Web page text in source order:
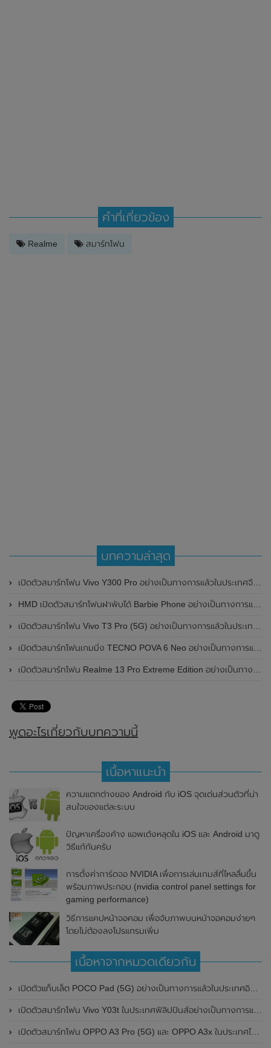
คำที่เกี่ยวข้อง
Realme สมาร์ทโฟน
บทความล่าสุด
เปิดตัวสมาร์ทโฟน Vivo Y300 Pro อย่างเป็นทางการแล้วในประเทศจีน มาพร้อมดีไซน์พรีเมี่ยม ทนทาน และแบตเตอรี่สุดอึดขนาดใหญ่ 6,500mAh พร้อมรองรับการชาร์จไว 80W
HMD เปิดตัวสมาร์ทโฟนฝาพับได้ Barbie Phone อย่างเป็นทางการแล้ว มาพร้อมธีมสีชมพูสดใส
เปิดตัวสมาร์ทโฟน Vivo T3 Pro (5G) อย่างเป็นทางการแล้วในประเทศอินเดีย
เปิดตัวสมาร์ทโฟนเกมมิ่ง TECNO POVA 6 Neo อย่างเป็นทางการแล้วในประเทศไทย ในราคา 8,499 บาท
เปิดตัวสมาร์ทโฟน Realme 13 Pro Extreme Edition อย่างเป็นทางการแล้วในประเทศจีน
พูดอะไรเกี่ยวกับบทความนี้
เนื้อหาแนะนำ
ความแตกต่างของ Android กับ iOS จุดเด่นส่วนตัวที่น่า
สนใจของแต่ละระบบ
ปัญหาเครื่องค้าง แอพเด้งหลุดใน iOS และ Android มาดู
วิธีแก้กันครับ
การตั้งค่าการ์ดจอ NVIDIA เพื่อการเล่นเกมส์ที่ไหลลื่นขึ้น
พร้อมภาพประกอบ (nvidia control panel settings for
gaming performance)
วิธีการแคปหน้าจอคอม เพื่อจับภาพบนหน้าจอคอมง่ายๆ
โดยไม่ต้องลงโปรแกรมเพิ่ม
เนื้อหาจากหมวดเดียวกัน
เปิดตัวแท็บเล็ต POCO Pad (5G) อย่างเป็นทางการแล้วในประเทศอินเดีย มาพร้อมชิปเซ็ต Snapdragon 7s Gen 2 ของ Qualcomm และรองรับเครือข่าย 5G
เปิดตัวสมาร์ทโฟน Vivo Y03t ในประเทศฟิลิปปินส์อย่างเป็นทางการแล้ว มาพร้อมชิปเซ็ต Unisoc T612 , กล้องหลัง ความละเอียด 13MP , แบตเตอรี่ 5,000mAh และหน้าจอแสดงผล LCD / 90Hz
เปิดตัวสมาร์ทโฟน OPPO A3 Pro (5G) และ OPPO A3x ในประเทศไทยอย่างเป็นทางการแล้ว ในราคาเริ่มต้นเพียง 3,999 บาท